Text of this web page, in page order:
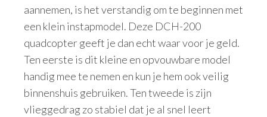
aannemen, is het verstandig om te beginnen met
een klein instapmodel. Deze DCH-200
quadcopter geeft je dan echt waar voor je geld.
Ten eerste is dit kleine en opvouwbare model
handig mee te nemen en kun je hem ook veilig
binnenshuis gebruiken. Ten tweede is zijn
vlieggedrag zo stabiel dat je al snel leert